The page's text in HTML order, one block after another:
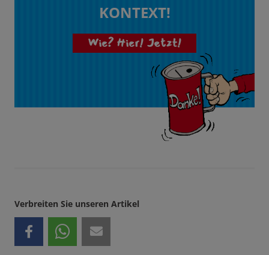
KONTEXT!
Wie? Hier! Jetzt!
Verbreiten Sie unseren Artikel